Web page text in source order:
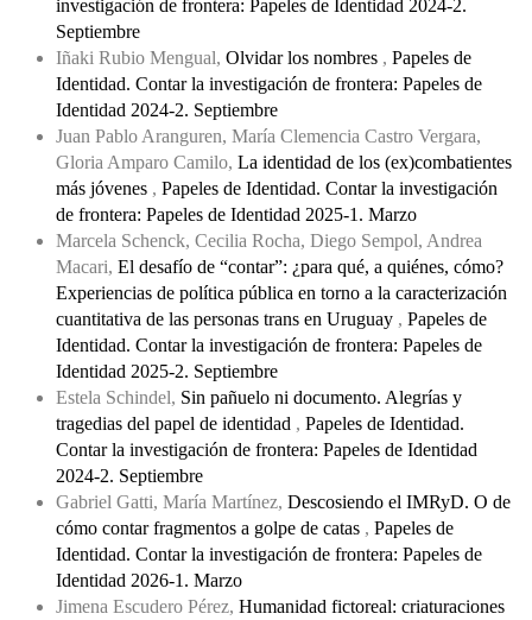
investigación de frontera: Papeles de Identidad 2024-2.
Septiembre
Iñaki Rubio Mengual, Olvidar los nombres , Papeles de
Identidad. Contar la investigación de frontera: Papeles de
Identidad 2024-2. Septiembre
Juan Pablo Aranguren, María Clemencia Castro Vergara,
Gloria Amparo Camilo, La identidad de los (ex)combatientes
más jóvenes , Papeles de Identidad. Contar la investigación
de frontera: Papeles de Identidad 2025-1. Marzo
Marcela Schenck, Cecilia Rocha, Diego Sempol, Andrea
Macari, El desafío de “contar”: ¿para qué, a quiénes, cómo?
Experiencias de política pública en torno a la caracterización
cuantitativa de las personas trans en Uruguay , Papeles de
Identidad. Contar la investigación de frontera: Papeles de
Identidad 2025-2. Septiembre
Estela Schindel, Sin pañuelo ni documento. Alegrías y
tragedias del papel de identidad , Papeles de Identidad.
Contar la investigación de frontera: Papeles de Identidad
2024-2. Septiembre
Gabriel Gatti, María Martínez, Descosiendo el IMRyD. O de
cómo contar fragmentos a golpe de catas , Papeles de
Identidad. Contar la investigación de frontera: Papeles de
Identidad 2026-1. Marzo
Jimena Escudero Pérez, Humanidad fictoreal: criaturaciones